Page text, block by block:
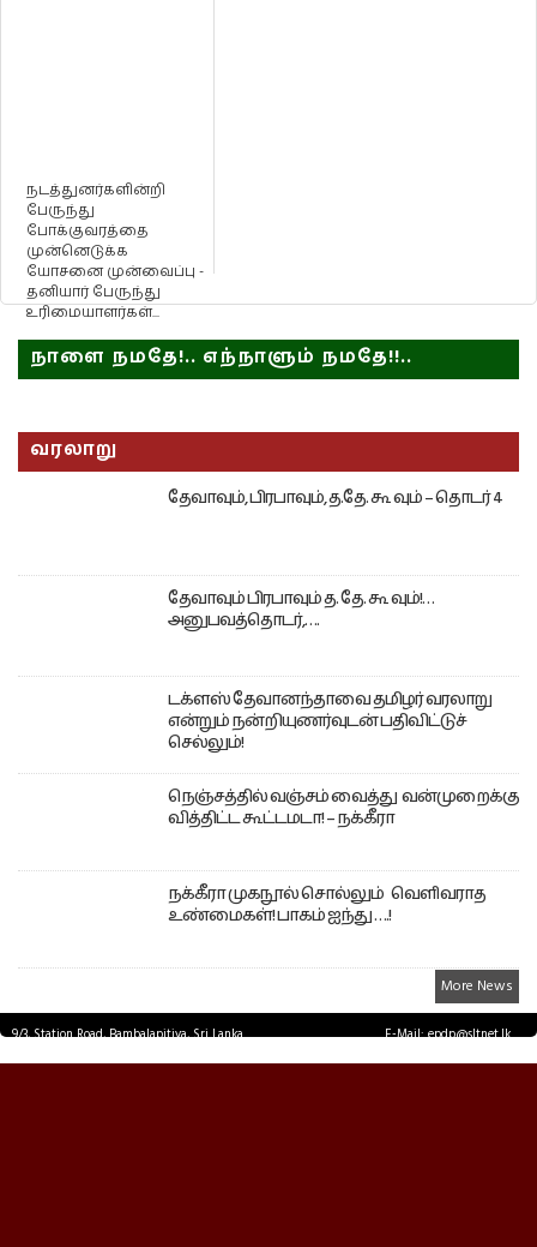
நடத்துனர்களின்றி
பேருந்து
போக்குவரத்தை
முன்னெடுக்க
யோசனை முன்வைப்பு -
தனியார் பேருந்து
உரிமையாளர்கள்...
நாளை நமதே!.. எந்நாளும் நமதே!!..
வரலாறு
தேவாவும், பிரபாவும், த.தே. கூ வும் – தொடர் 4
தேவாவும் பிரபாவும் த. தே. கூ வும்!…
அனுபவத்தொடர்,….
டக்ளஸ் தேவானந்தாவை தமிழர் வரலாறு
என்றும் நன்றியுணர்வுடன் பதிவிட்டுச்
செல்லும்!
நெஞ்சத்தில் வஞ்சம் வைத்து வன்முறைக்கு
வித்திட்ட கூட்டமடா! – நக்கீரா
நக்கீரா முகநூல் சொல்லும் வெளிவராத
உண்மைகள்! பாகம் ஐந்து ….!
More News
9/3, Station Road, Bambalapitiya, Sri Lanka.
E-Mail: epdp@sltnet.lk